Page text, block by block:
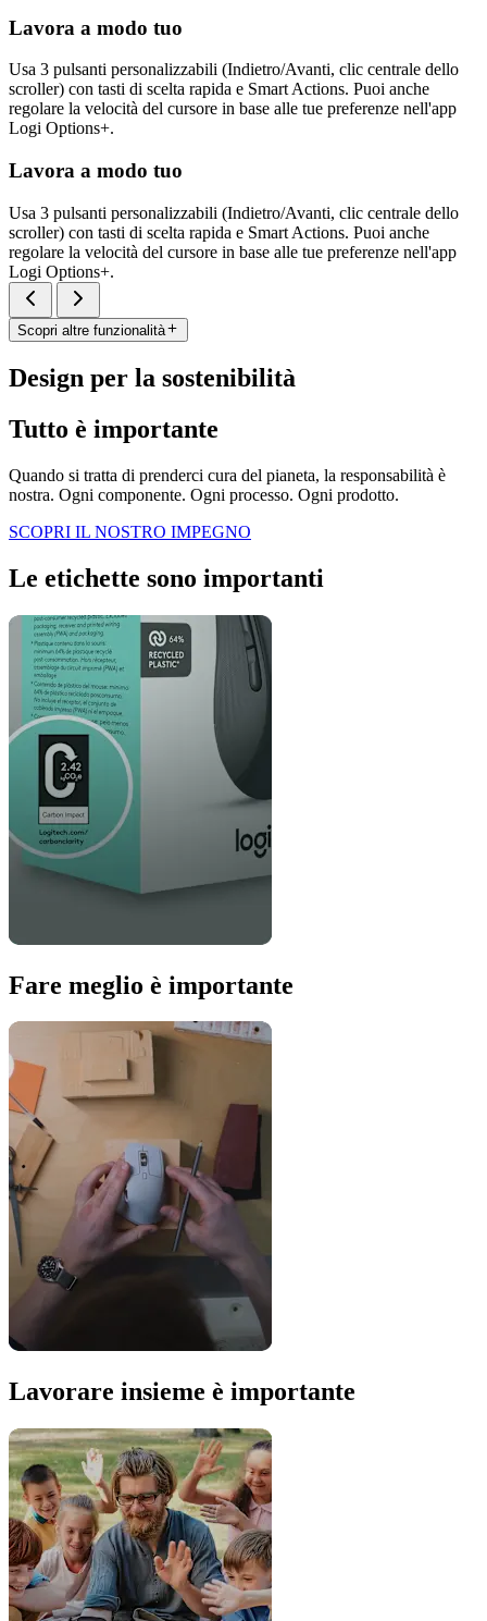
Lavora a modo tuo
Usa 3 pulsanti personalizzabili (Indietro/Avanti, clic centrale dello
scroller) con tasti di scelta rapida e Smart Actions. Puoi anche
regolare la velocità del cursore in base alle tue preferenze nell'app
Logi Options+.
Lavora a modo tuo
Usa 3 pulsanti personalizzabili (Indietro/Avanti, clic centrale dello
scroller) con tasti di scelta rapida e Smart Actions. Puoi anche
regolare la velocità del cursore in base alle tue preferenze nell'app
Logi Options+.
Scopri altre funzionalità
Design per la sostenibilità
Tutto è importante
Quando si tratta di prenderci cura del pianeta, la responsabilità è
nostra. Ogni componente. Ogni processo. Ogni prodotto.
SCOPRI IL NOSTRO IMPEGNO
Le etichette sono importanti
Fare meglio è importante
Lavorare insieme è importante